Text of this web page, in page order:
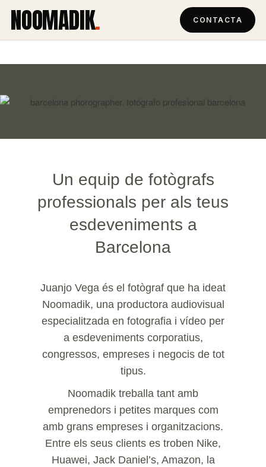
NOOMADIK. CONTACTA
Un equip de fotògrafs
professionals per als teus
esdeveniments a
Barcelona
Juanjo Vega és el fotògraf que ha ideat
Noomadik, una productora audiovisual
especialitzada en fotografia i vídeo per
a esdeveniments corporatius,
congressos, empreses i negocis de tot
tipus.
Noomadik treballa tant amb
emprenedors i petites marques com
amb grans empreses i organitzacions.
Entre els seus clients es troben Nike,
Huawei, Jack Daniel’s, Amazon, la